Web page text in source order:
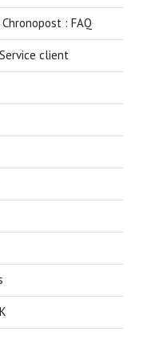
: FAQ
client